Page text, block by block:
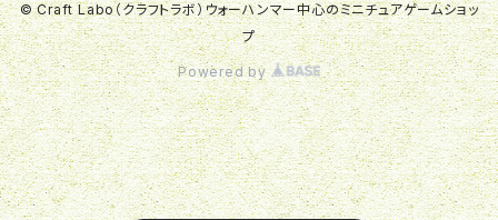
© Craft Labo（クラフトラボ）ウォーハンマー中心のミニチュアゲームショッ
プ
Powered by